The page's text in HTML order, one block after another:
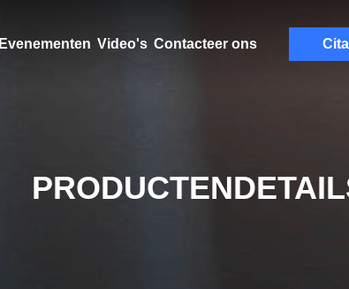
Evenementen Video's Contacteer ons